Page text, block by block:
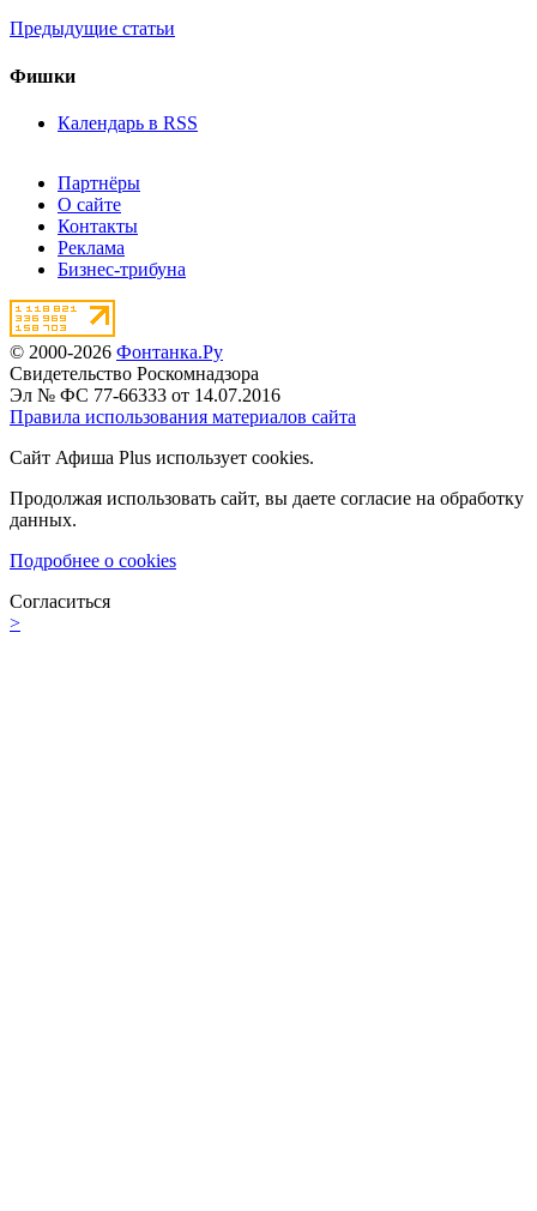
Предыдущие статьи
Фишки
Календарь в RSS
Партнёры
О сайте
Контакты
Реклама
Бизнес-трибуна
© 2000-2026 Фонтанка.Ру
Свидетельство Роскомнадзора
Эл № ФС 77-66333 от 14.07.2016
Правила использования материалов сайта
Сайт Афиша Plus использует cookies.
Продолжая использовать сайт, вы даете согласие на обработку
данных.
Подробнее о cookies
Согласиться
>